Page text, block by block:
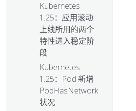
Kubernetes
1.25：应用滚动
上线所用的两个
特性进入稳定阶
段
Kubernetes
1.25：Pod 新增
PodHasNetwork
状况